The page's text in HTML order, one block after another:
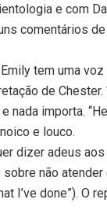
e com
comentários
tem uma
de Chester.
importa.
e louco.
dizer adeus
não atender
I’ve done”). O